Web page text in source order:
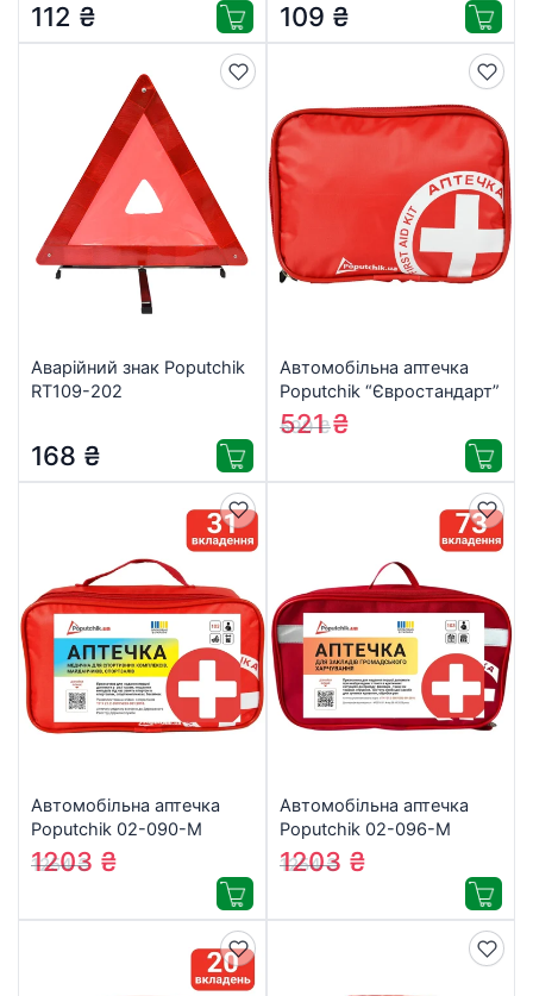
112 ₴ 109 ₴
Аварійний знак Poputchik
RT109-202
168 ₴
Автомобільна аптечка
Poputchik “Євростандарт”
згідно ТУ футляр м’який
червоний (02-005-М)
599₴
521₴
Автомобільна аптечка
Poputchik 02-090-М
1254₴
1203 ₴
Автомобільна аптечка
Poputchik 02-096-М
1254₴
1203 ₴